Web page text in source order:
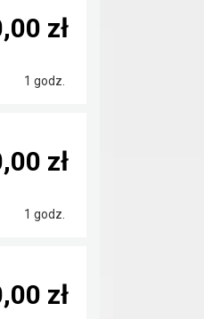
1 godz.
zł
1 godz.
zł
zł